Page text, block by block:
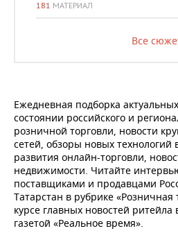
181 МАТЕРИАЛ
Все
Ежедневная подборка
состоянии российского и
розничной торговли, новости
сетей, обзоры новых технологий
развития онлайн-торговли,
недвижимости. Читайте
поставщиками и продавцами
Татарстан в рубрике «Розничная
курсе главных новостей ритейла
газетой «Реальное время».